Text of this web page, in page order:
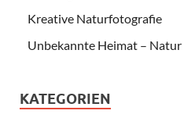
Kreative Naturfotografie
Unbekannte Heimat – Natur
KATEGORIEN